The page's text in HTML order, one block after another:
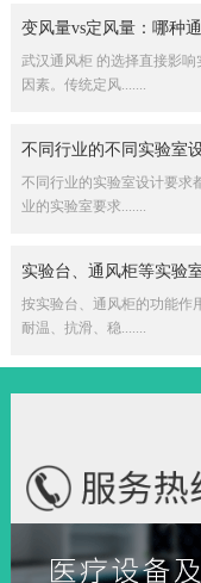
变风量vs定风量：哪种
武汉通风柜 的选择直接影
因素。传统定风.......
不同行业的不同实验室
不同行业的实验室设计要求
业的实验室要求.......
实验台、通风柜等实验
按实验台、通风柜的功能作
耐温、抗滑、稳.......